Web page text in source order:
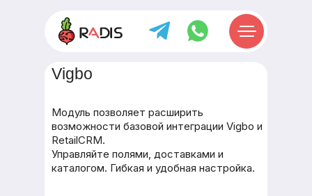
Vigbo
Модуль позволяет расширить
возможности базовой интеграции Vigbo и
RetailCRM.
Управляйте полями, доставками и
каталогом. Гибкая и удобная настройка.